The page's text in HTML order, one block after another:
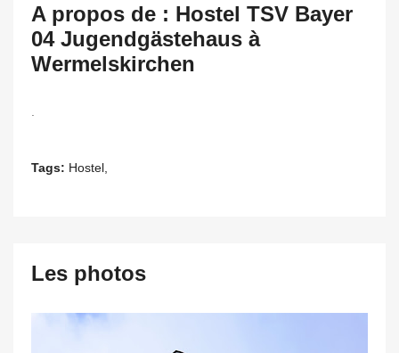
A propos de : Hostel TSV Bayer
04 Jugendgästehaus à
Wermelskirchen
Tags: Hostel,
Les photos